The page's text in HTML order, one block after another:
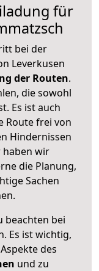
für
bei der
Leverkusen
der Routen.
die sowohl
Es ist auch
Route frei von
Hindernissen
haben wir
die Planung,
Sachen
beachten bei
Es ist wichtig,
des
und zu